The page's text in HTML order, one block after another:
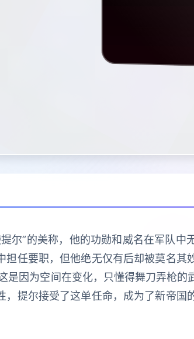
尔”的美称，他的功勋和威名在军队中
任要职，但他绝无仅有后却被莫名其
是因为空间在变化，只懂得舞刀弄枪
提尔接受了这单任命，成为了新帝国